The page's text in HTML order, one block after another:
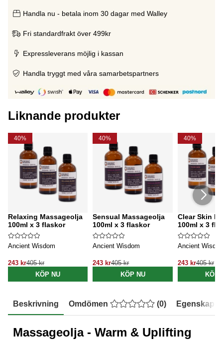
Handla nu - betala inom 30 dagar med Walley
Fri standardfrakt över 499kr
Expressleverans möjlig i kassan
Handla tryggt med våra samarbetspartners
Liknande produkter
40%
Relaxing Massageolja
100ml x 3 flaskor
Ancient Wisdom
243 kr405 kr
KÖP NU
40%
Sensual Massageolja
100ml x 3 flaskor
Ancient Wisdom
243 kr405 kr
KÖP NU
40%
Clear Skin
100ml x 3
Ancient
243 kr405 kr
KÖP
Beskrivning Omdömen (0) Egenskaper
Massageolja - Warm & Uplifting